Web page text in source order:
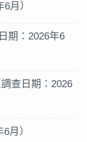
月）
期：2026年6
調查日期：2026
月）